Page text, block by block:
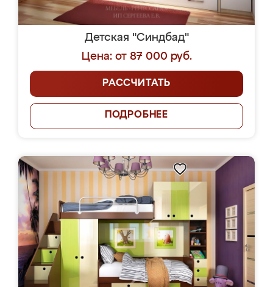
Детская "Синдбад"
Цена: от 87 000 руб.
РАССЧИТАТЬ
ПОДРОБНЕЕ